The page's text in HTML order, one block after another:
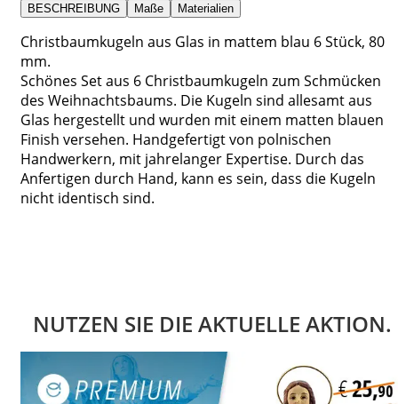
BESCHREIBUNG Maße Materialien
Christbaumkugeln aus Glas in mattem blau 6 Stück, 80
mm.
Schönes Set aus 6 Christbaumkugeln zum Schmücken
des Weihnachtsbaums. Die Kugeln sind allesamt aus
Glas hergestellt und wurden mit einem matten blauen
Finish versehen. Handgefertigt von polnischen
Handwerkern, mit jahrelanger Expertise. Durch das
Anfertigen durch Hand, kann es sein, dass die Kugeln
nicht identisch sind.
NUTZEN SIE DIE AKTUELLE AKTION.